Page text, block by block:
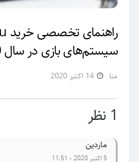
سیستم‌های بازی در سال 2020
منا 14 اکتبر 2020
1 نظر
ماردین
5 اکتبر 2020 - 11:51